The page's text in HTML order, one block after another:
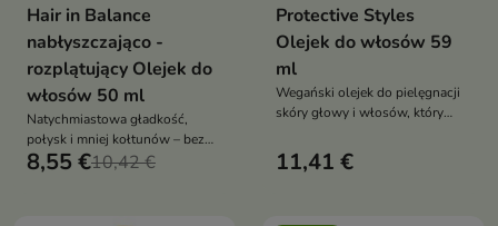
Hair in Balance
nabłyszczająco -
rozplątujący Olejek do
włosów 50 ml
Natychmiastowa gładkość,
połysk i mniej kołtunów – bez
obciążenia nawet cienkich
8,55 €10,42 €
Protective Styles
Olejek do włosów 59
ml
Wegański olejek do pielęgnacji
skóry głowy i włosów, który
wzmacnia włosy i chroni je
przed czynnikami zewnętrznymi
11,41 €